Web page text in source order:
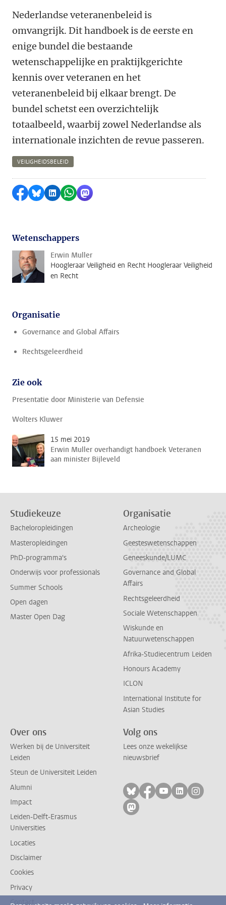
Nederlandse veteranenbeleid is
omvangrijk. Dit handboek is de eerste en
enige bundel die bestaande
wetenschappelijke en praktijkgerichte
kennis over veteranen en het
veteranenbeleid bij elkaar brengt. De
bundel schetst een overzichtelijk
totaalbeeld, waarbij zowel Nederlandse als
internationale inzichten de revue passeren.
VEILIGHEIDSBELEID
Delen op Facebook
Delen via Bluesky
Delen op LinkedIn
Delen via WhatsApp
Delen via Mastodon
Wetenschappers
Erwin Muller
Hoogleraar Veiligheid en Recht Hoogleraar Veiligheid
en Recht
Organisatie
Governance and Global Affairs
Rechtsgeleerdheid
Zie ook
Presentatie door Ministerie van Defensie
Wolters Kluwer
15 mei 2019
Erwin Muller overhandigt handboek Veteranen
aan minister Bijleveld
Studiekeuze
Bacheloropleidingen
Masteropleidingen
PhD-programma's
Onderwijs voor professionals
Summer Schools
Open dagen
Master Open Dag
Organisatie
Archeologie
Geesteswetenschappen
Geneeskunde/LUMC
Governance and Global
Affairs
Rechtsgeleerdheid
Sociale Wetenschappen
Wiskunde en
Natuurwetenschappen
Afrika-Studiecentrum Leiden
Honours Academy
ICLON
International Institute for
Asian Studies
Over ons
Werken bij de Universiteit
Leiden
Steun de Universiteit Leiden
Alumni
Impact
Leiden-Delft-Erasmus
Universities
Locaties
Disclaimer
Cookies
Privacy
Contact
Volg ons
Lees onze wekelijkse
nieuwsbrief
Volg ons op bluesky
Volg ons op
Volg ons op
Volg ons
Volg
Volg ons op mastodon